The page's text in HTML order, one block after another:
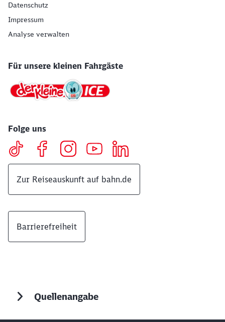
Datenschutz
Impressum
Analyse verwalten
Für unsere kleinen Fahrgäste
Folge uns
Zur Reiseauskunft auf bahn.de
Barrierefreiheit
Quellenangabe